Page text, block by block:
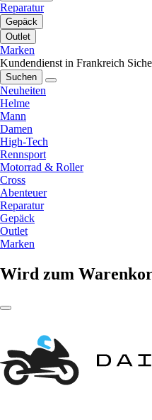
Reparatur
Gepäck
Outlet
Marken
Kundendienst in Frankreich
Suchen
Neuheiten
Helme
Mann
Damen
High-Tech
Rennsport
Motorrad & Roller
Cross
Abenteuer
Reparatur
Gepäck
Outlet
Marken
Wird zum